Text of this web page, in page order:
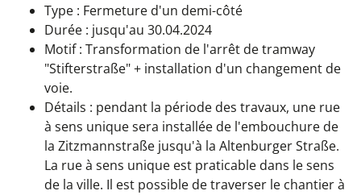
Type : Fermeture d'un demi-côté
Durée : jusqu'au 30.04.2024
Motif : Transformation de l'arrêt de tramway
"Stifterstraße" + installation d'un changement de
voie.
Détails : pendant la période des travaux, une rue
à sens unique sera installée de l'embouchure de
la Zitzmannstraße jusqu'à la Altenburger Straße.
La rue à sens unique est praticable dans le sens
de la ville. Il est possible de traverser le chantier à